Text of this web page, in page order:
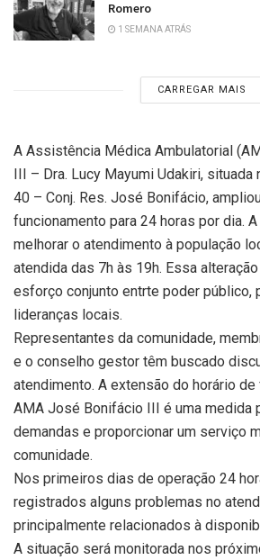
Romero
1 SEMANA ATRÁS
CARREGAR MAIS
A Assistência Médica Ambulatorial
III – Dra. Lucy Mayumi Udakiri, situada
40 – Conj. Res. José Bonifácio,
funcionamento para 24 horas por dia.
melhorar o atendimento à população
atendida das 7h às 19h. Essa
esforço conjunto entrte poder público,
lideranças locais.
Representantes da comunidade,
e o conselho gestor têm buscado
atendimento. A extensão do horário
AMA José Bonifácio III é uma medida
demandas e proporcionar um serviço
comunidade.
Nos primeiros dias de operação 24
registrados alguns problemas no
principalmente relacionados à
A situação será monitorada nos